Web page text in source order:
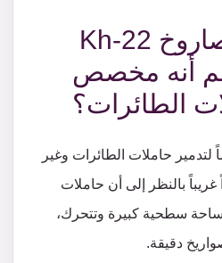
لماذا يتسم الصاروخ Kh-22
أنه مخصص
الطائرات؟
حاملات الطائرات وغير
بالنظر إلى أن حاملات
سطحية كبيرة وتتحرك،
دقيقة.